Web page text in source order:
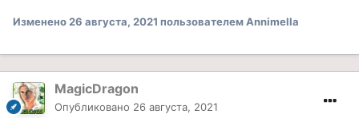
Изменено 26 августа, 2021 пользователем Annimella
MagicDragon
Опубликовано 26 августа, 2021